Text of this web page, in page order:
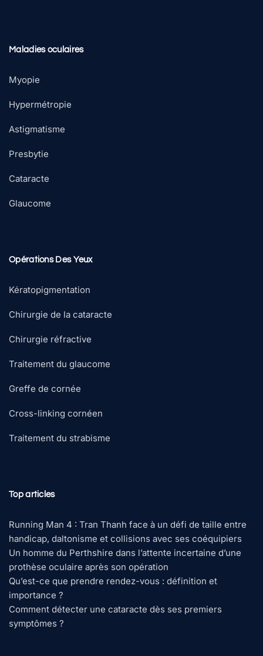
Maladies oculaires
Myopie
Hypermétropie
Astigmatisme
Presbytie
Cataracte
Glaucome
Opérations Des Yeux
Kératopigmentation
Chirurgie de la cataracte
Chirurgie réfractive
Traitement du glaucome
Greffe de cornée
Cross-linking cornéen
Traitement du strabisme
Top articles
Running Man 4 : Tran Thanh face à un défi de taille entre
handicap, daltonisme et collisions avec ses coéquipiers
Un homme du Perthshire dans l’attente incertaine d’une
prothèse oculaire après son opération
Qu’est-ce que prendre rendez-vous : définition et
importance ?
Comment détecter une cataracte dès ses premiers
symptômes ?